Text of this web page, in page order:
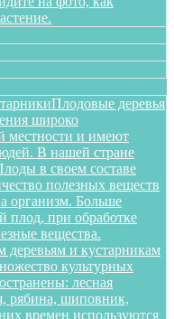
Плодовые деревья
широко
местности и имеют
В нашей стране
в своем составе
полезных веществ
организм. Больше
плод, при обработке
вещества.
деревьям и кустарникам
культурных
лесная
рябина, шиповник,
времен используются